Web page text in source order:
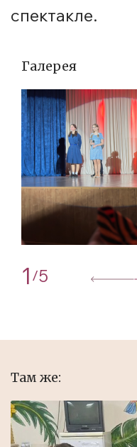
спектакле.
Галерея
1 /5
Там же: